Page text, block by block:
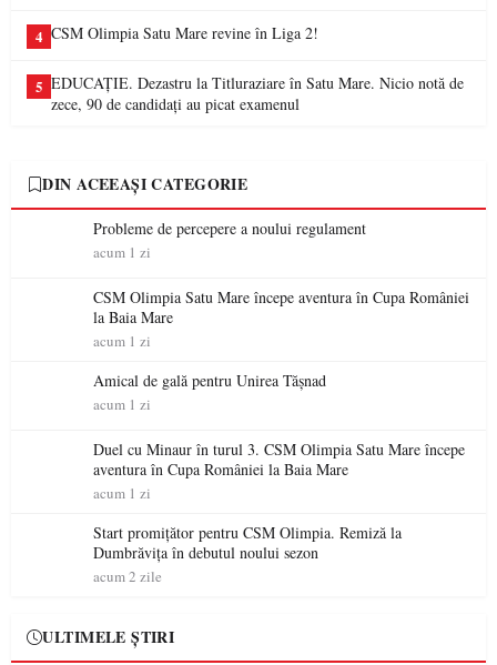
4 CSM Olimpia Satu Mare revine în Liga 2!
5 EDUCAȚIE. Dezastru la Titluraziare în Satu Mare. Nicio notă de
zece, 90 de candidați au picat examenul
DIN ACEEAȘI CATEGORIE
Probleme de percepere a noului regulament
acum 1 zi
CSM Olimpia Satu Mare începe aventura în Cupa României
la Baia Mare
acum 1 zi
Amical de gală pentru Unirea Tășnad
acum 1 zi
Duel cu Minaur în turul 3. CSM Olimpia Satu Mare începe
aventura în Cupa României la Baia Mare
acum 1 zi
Start promițător pentru CSM Olimpia. Remiză la
Dumbrăvița în debutul noului sezon
acum 2 zile
ULTIMELE ȘTIRI